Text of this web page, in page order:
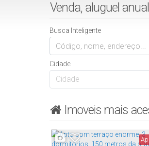
Venda, aluguel
Busca Inteligente
Cidade
Cidade
Imoveis mais